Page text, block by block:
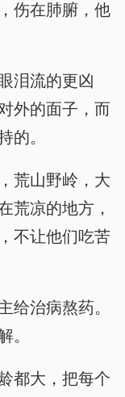
伤在肺腑，他
泪流的更凶
外的面子，而
的。
荒山野岭，大
荒凉的地方，
不让他们吃苦
给治病熬药。
。
都大，把每个